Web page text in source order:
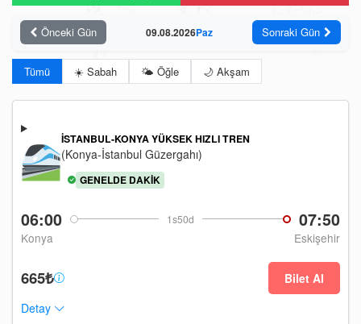
Önceki Gün 09.08.2026Paz Sonraki Gün
Tümü ☀️ Sabah 🌤️ Öğle 🌙 Akşam
06:00 1s50d 07:50
Konya Eskişehir
İSTANBUL-KONYA YÜKSEK HIZLI TREN
(Konya-İstanbul Güzergahı)
GENELDE DAKIK
665₺
Bilet Al
Detay